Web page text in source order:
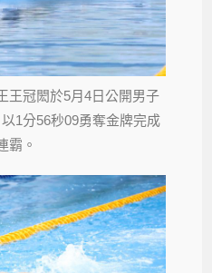
王冠閎於5月4日公開男子
1分56秒09勇奪金牌完成
霸。